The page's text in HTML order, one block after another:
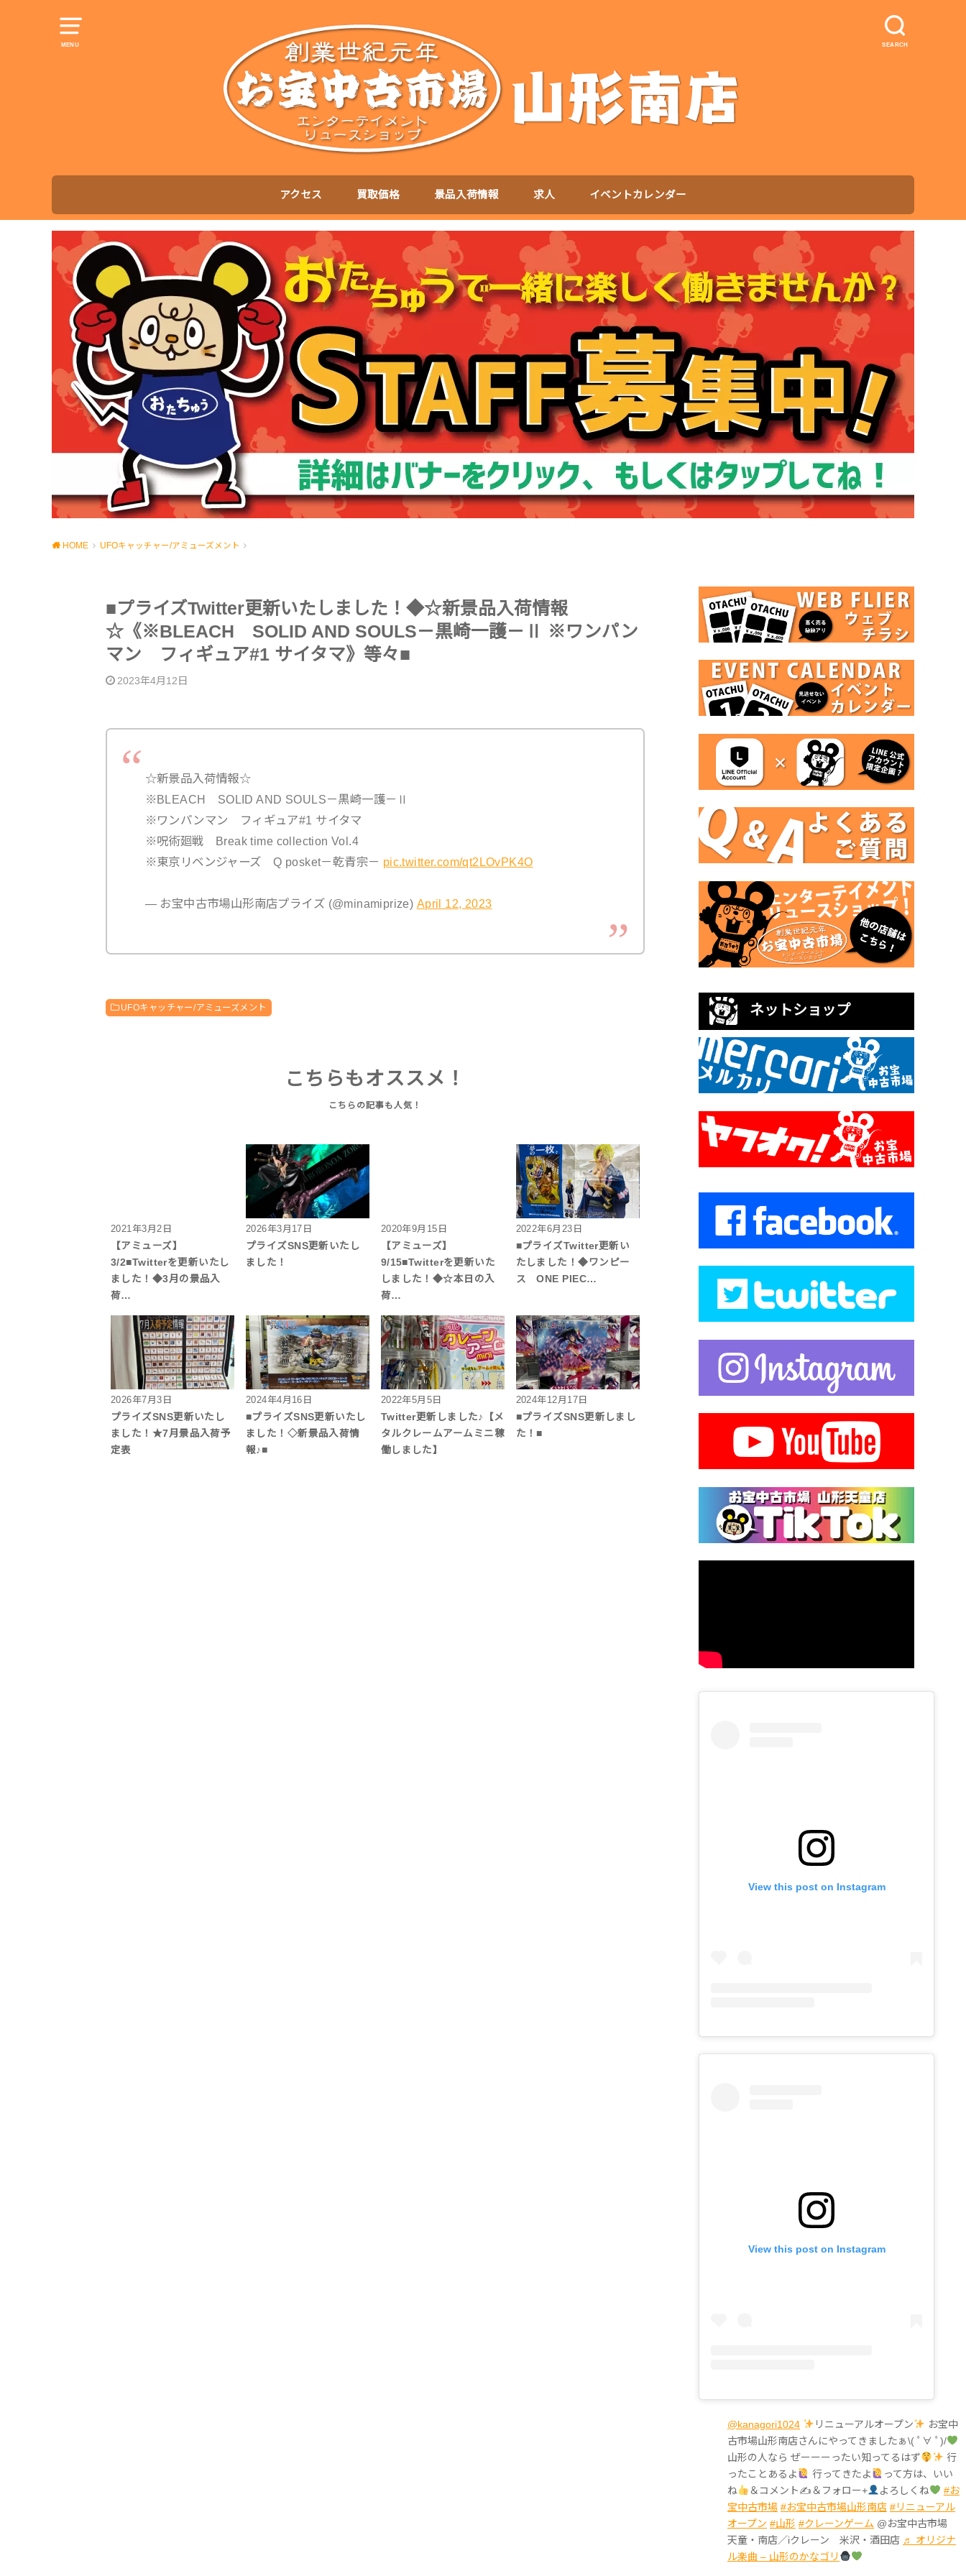
MENU SEARCH
アクセス 買取価格 景品入荷情報 求人 イベントカレンダー
HOME UFOキャッチャー/アミューズメント
■プライズTwitter更新いたしました！◆☆新景品入荷情報
☆《※BLEACH SOLID AND SOULS－黒崎一護－Ⅱ ※ワンパン
マン フィギュア#1 サイタマ》等々■
2023年4月12日
☆新景品入荷情報☆
※BLEACH SOLID AND SOULS－黒崎一護－Ⅱ
※ワンパンマン フィギュア#1 サイタマ
※呪術廻戦 Break time collection Vol.4
※東京リベンジャーズ Q posket－乾青宗－ pic.twitter.com/qt2LOvPK4O
— お宝中古市場山形南店プライズ (@minamiprize) April 12, 2023
UFOキャッチャー/アミューズメント
こちらもオススメ！
2021年3月2日
【アミューズ】
3/2■Twitterを更新いたし
ました！◆3月の景品入
荷…
2026年3月17日
プライズSNS更新いたし
ました！
2020年9月15日
【アミューズ】
9/15■Twitterを更新いた
しました！◆☆本日の入
荷…
2022年6月23日
■プライズTwitter更新い
たしました！◆ワンピー
ス ONE PIEC…
2026年7月3日
プライズSNS更新いたし
ました！★7月景品入荷予
定表
2024年4月16日
■プライズSNS更新いたし
ました！◇新景品入荷情
報♪■
2022年5月5日
Twitter更新しました♪【メ
タルクレームアームミニ稼
働しました】
2024年12月17日
■プライズSNS更新しまし
た！■
ネットショップ
View this post on Instagram
View this post on Instagram
@kanagori1024 リニューアルオープン
お宝中
古市場山形南店さんにやってきましたぁ\( ﾟ∀ ﾟ)/
山形の人なら ぜーーーったい知ってるはず
行
ったことあるよ
行ってきたよ
って方は、いい
ね
＆コメント✍ ＆フォロー+ よろしくね
#お
宝中古市場 #お宝中古市場山形南店 #リニューアル
オープン #山形 #クレーンゲーム @お宝中古市場
天童・南店／iクレーン 米沢・酒田店 ♬ オリジナ
ル楽曲 – 山形のかなゴリ